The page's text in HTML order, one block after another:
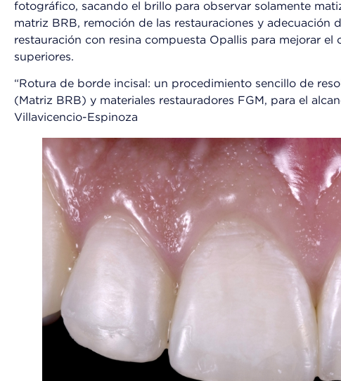
fotográfico, sacando el brillo para observar solamente
matriz BRB, remoción de las restauraciones y adecuación
restauración con resina compuesta Opallis para mejorar el
superiores.
“Rotura de borde incisal: un procedimiento sencillo de
(Matriz BRB) y materiales restauradores FGM, para el
Villavicencio-Espinoza